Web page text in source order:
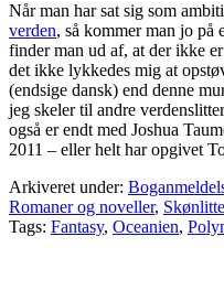
Når man har sat sig som
verden, så kommer man jo på
finder man ud af, at der ikke
det ikke lykkedes mig at
(endsige dansk) end denne
jeg skeler til andre
også er endt med Joshua
2011 – eller helt har opgivet
Arkiveret under:
Romaner og noveller,
Tags: Fantasy, Oceanien,